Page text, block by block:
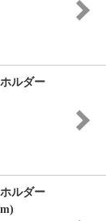
ルダー
ルダー